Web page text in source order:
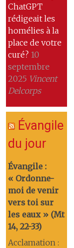
ChatGPT
rédigeait les
homélies à la
place de votre
curé? 10
septembre
2025 Vincent
Delcorps
Évangile
du jour
Évangile :
« Ordonne-
moi de venir
vers toi sur
les eaux » (Mt
14, 22-33)
Acclamation :